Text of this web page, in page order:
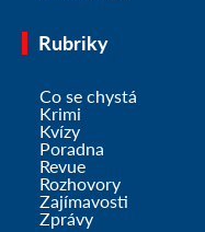
Rubriky
Co se chystá
Krimi
Kvízy
Poradna
Revue
Rozhovory
Zajímavosti
Zprávy